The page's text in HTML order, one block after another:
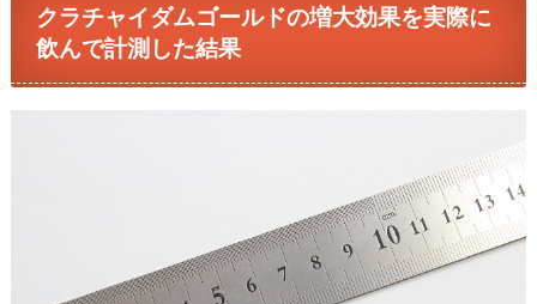
クラチャイダムゴールドの増大効果を実際に
飲んで計測した結果